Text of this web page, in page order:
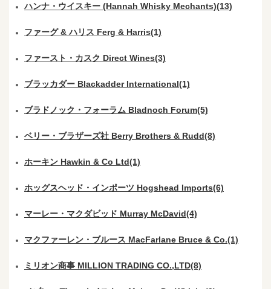
ハンナ・ウイスキー (Hannah Whisky Mechants)(13)
ファーグ & ハリス Ferg & Harris(1)
ファースト・カスク Direct Wines(3)
ブラッカダー Blackadder International(1)
ブラドノック・フォーラム Bladnoch Forum(5)
ベリー・ブラザーズ社 Berry Brothers & Rudd(8)
ホーキン Hawkin & Co Ltd(1)
ホッグスヘッド・インポーツ Hogshead Imports(6)
マーレー・マクダビッド Murray McDavid(4)
マクファーレン・ブルース MacFarlane Bruce & Co.(1)
ミリオン商事 MILLION TRADING CO.,LTD(8)